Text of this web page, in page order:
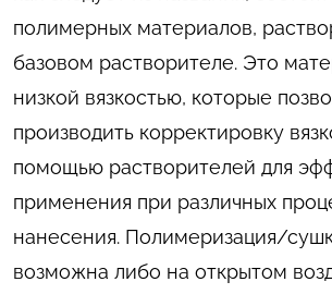
полимерных материалов,
базовом растворителе. Это
низкой вязкостью, которые
производить корректировку
помощью растворителей для
применения при различных
нанесения. Полимеризация/
возможна либо на открытом